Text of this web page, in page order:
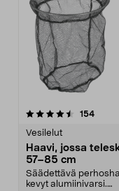
154
Vesilelut
Haavi, jossa
57–85 cm
Säädettävä
kevyt alumiinivarsi.
4.5 viidestä